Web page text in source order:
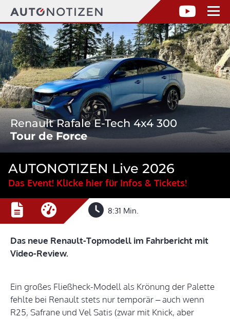
Renault Rafale E-Tech 4x4 300
Tour de Force
AUTONOTIZEN Live 2026
Das Event! Klicke hier für Infos & Tickets!
8:31 Min.
Das neue Renault-Topmodell im Fahrbericht mit
Video-Review.
Ein großes Fließheck-Modell als Krönung der Palette
fehlte bei Renault stets nur temporär – auch wenn
R25, Safrane und Vel Satis (zwar mit Knick, aber